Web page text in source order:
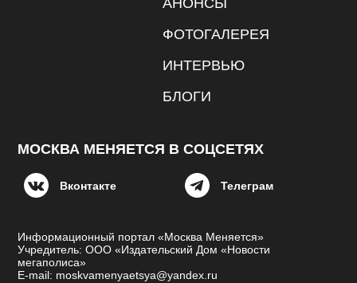
АНОНСЫ
ФОТОГАЛЕРЕЯ
ИНТЕРВЬЮ
БЛОГИ
МОСКВА МЕНЯЕТСЯ В СОЦСЕТЯХ
Вконтакте Телеграм
Информационный портал «Москва Меняется»
Учредитель: ООО «Издательский Дом «Новости
мегаполиса»
E-mail: moskvamenyaetsya@yandex.ru